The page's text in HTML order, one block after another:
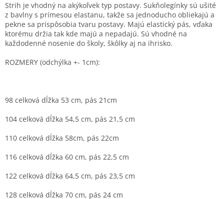
Strih je vhodný na akýkoľvek typ postavy. Sukňolegínky sú ušité
z bavlny s prímesou elastanu, takže sa jednoducho obliekajú a
pekne sa prispôsobia tvaru postavy. Majú elastický pás, vďaka
ktorému držia tak kde majú a nepadajú. Sú vhodné na
každodenné nosenie do školy, škôlky aj na ihrisko.
ROZMERY (odchýlka +- 1cm):
98 celková dĺžka 53 cm, pás 21cm
104 celková dĺžka 54,5 cm, pás 21,5 cm
110 celková dĺžka 58cm, pás 22cm
116 celková dĺžka 60 cm, pás 22,5 cm
122 celková dĺžka 64,5 cm, pás 23,5 cm
128 celková dĺžka 70 cm, pás 24 cm